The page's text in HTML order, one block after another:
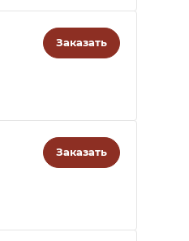
Заказать
Заказать